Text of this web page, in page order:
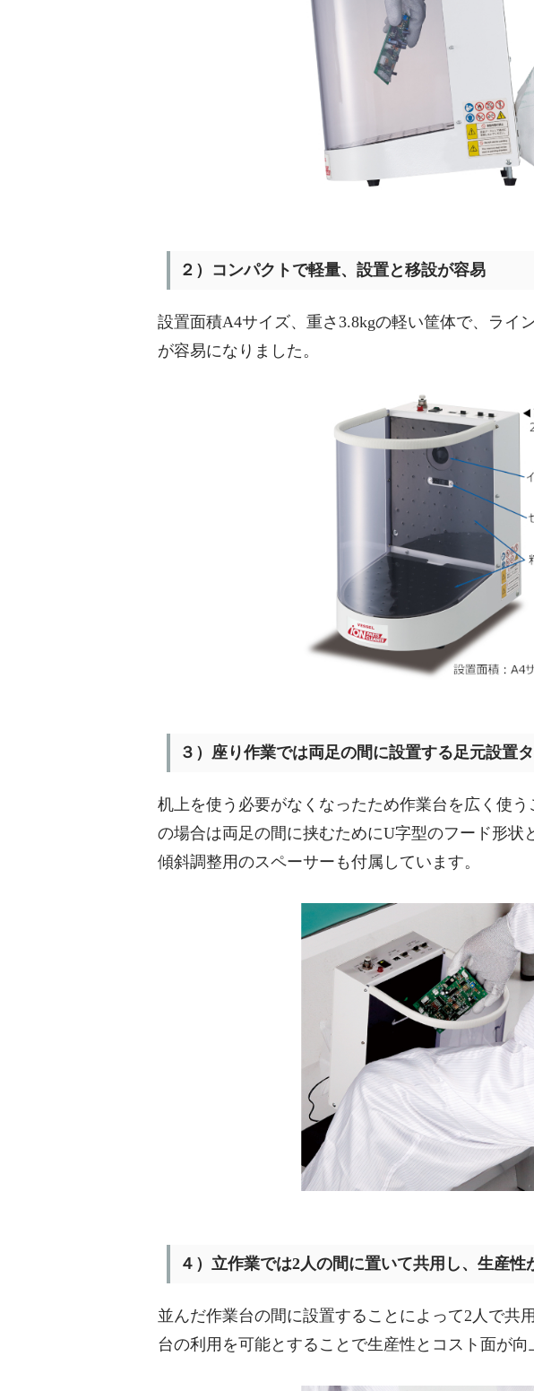
２）コンパクトで軽量、設置と移設が容易
設置面積A4サイズ、重さ3.8kgの軽い筐体で、ライ
が容易になりました。
３）座り作業では両足の間に設置する足元設置
机上を使う必要がなくなったため作業台を広く使
の場合は両足の間に挟むためにU字型のフード形状
傾斜調整用のスペーサーも付属しています。
４）立作業では2人の間に置いて共用し、生産性
並んだ作業台の間に設置することによって2人で共
台の利用を可能とすることで生産性とコスト面が向